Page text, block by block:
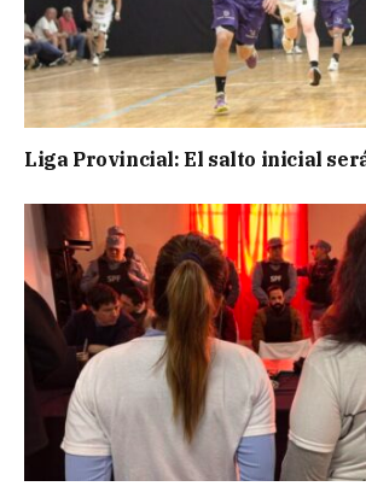
Liga Provincial: El salto inicial